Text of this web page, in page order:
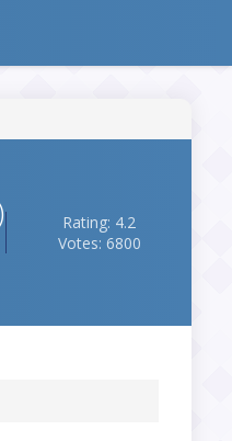
Rating: 4.2
Votes: 6800